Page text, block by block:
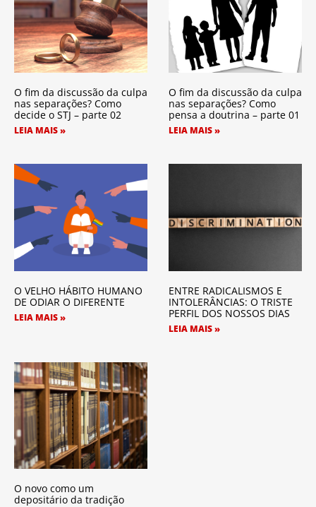
O fim da discussão da culpa
nas separações? Como
decide o STJ – parte 02
LEIA MAIS »
O fim da discussão da culpa
nas separações? Como
pensa a doutrina – parte 01
LEIA MAIS »
O VELHO HÁBITO HUMANO
DE ODIAR O DIFERENTE
LEIA MAIS »
ENTRE RADICALISMOS E
INTOLERÂNCIAS: O TRISTE
PERFIL DOS NOSSOS DIAS
LEIA MAIS »
O novo como um
depositário da tradição